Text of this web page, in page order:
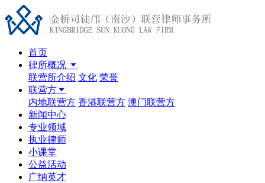
首页
律所概况
联营所介绍 文化 荣誉
联营方
内地联营方 香港联营方 澳门联营方
新闻中心
专业领域
执业律师
小课堂
公益活动
广纳英才